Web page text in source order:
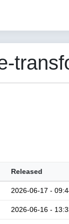
Released
2026-06-17 -
2026-06-16 -